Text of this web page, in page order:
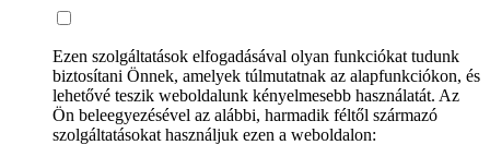
Ezen szolgáltatások elfogadásával olyan funkciókat tudunk
biztosítani Önnek, amelyek túlmutatnak az alapfunkciókon, és
lehetővé teszik weboldalunk kényelmesebb használatát. Az
Ön beleegyezésével az alábbi, harmadik féltől származó
szolgáltatásokat használjuk ezen a weboldalon: